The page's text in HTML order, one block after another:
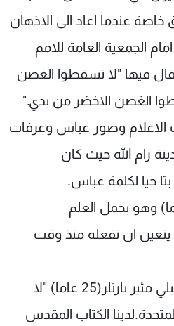
عندما اعاد الى الاذهان
الجمعية العامة للامم
1974 والتي قال فيها "لا تسقطوا الغصن
الغصن الاخضر من يدي."
الاعلام وصور عباس وعرفات
رام الله حيث كان
حيا لكلمة عباس.
شطايا (42 عاما) وهو يحمل العلم
ان نفعله منذ وقت
وقال المستوطن الاسرائيلي مئير بارتلر(25 عاما) "لا
الكتاب المقدس